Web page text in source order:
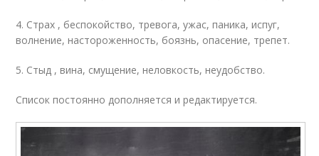
4. Страх , беспокойство, тревога, ужас, паника, испуг,
волнение, настороженность, боязнь, опасение, трепет.
5. Стыд , вина, смущение, неловкость, неудобство.
Список постоянно дополняется и редактируется.